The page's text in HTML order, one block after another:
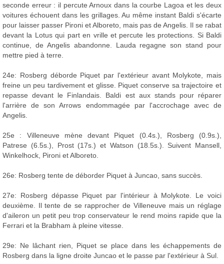
seconde erreur : il percute Arnoux dans la courbe Lagoa et les deux
voitures échouent dans les grillages. Au même instant Baldi s'écarte
pour laisser passer Pironi et Alboreto, mais pas de Angelis. Il se rabat
devant la Lotus qui part en vrille et percute les protections. Si Baldi
continue, de Angelis abandonne. Lauda regagne son stand pour
mettre pied à terre.
24e: Rosberg déborde Piquet par l'extérieur avant Molykote, mais
freine un peu tardivement et glisse. Piquet conserve sa trajectoire et
repasse devant le Finlandais. Baldi est aux stands pour réparer
l'arrière de son Arrows endommagée par l'accrochage avec de
Angelis.
25e : Villeneuve mène devant Piquet (0.4s.), Rosberg (0.9s.),
Patrese (6.5s.), Prost (17s.) et Watson (18.5s.). Suivent Mansell,
Winkelhock, Pironi et Alboreto.
26e: Rosberg tente de déborder Piquet à Juncao, sans succès.
27e: Rosberg dépasse Piquet par l'intérieur à Molykote. Le voici
deuxième. Il tente de se rapprocher de Villeneuve mais un réglage
d'aileron un petit peu trop conservateur le rend moins rapide que la
Ferrari et la Brabham à pleine vitesse.
29e: Ne lâchant rien, Piquet se place dans les échappements de
Rosberg dans la ligne droite Juncao et le passe par l'extérieur à Sul.